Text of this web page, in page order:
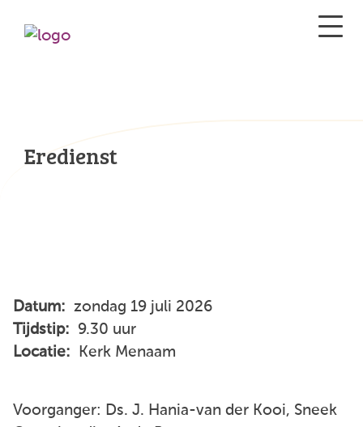
Eredienst
Datum: zondag 19 juli 2026
Tijdstip:
9.30 uur
Locatie:
Kerk Menaam
Voorganger: Ds. J. Hania-van der Kooi, Sneek